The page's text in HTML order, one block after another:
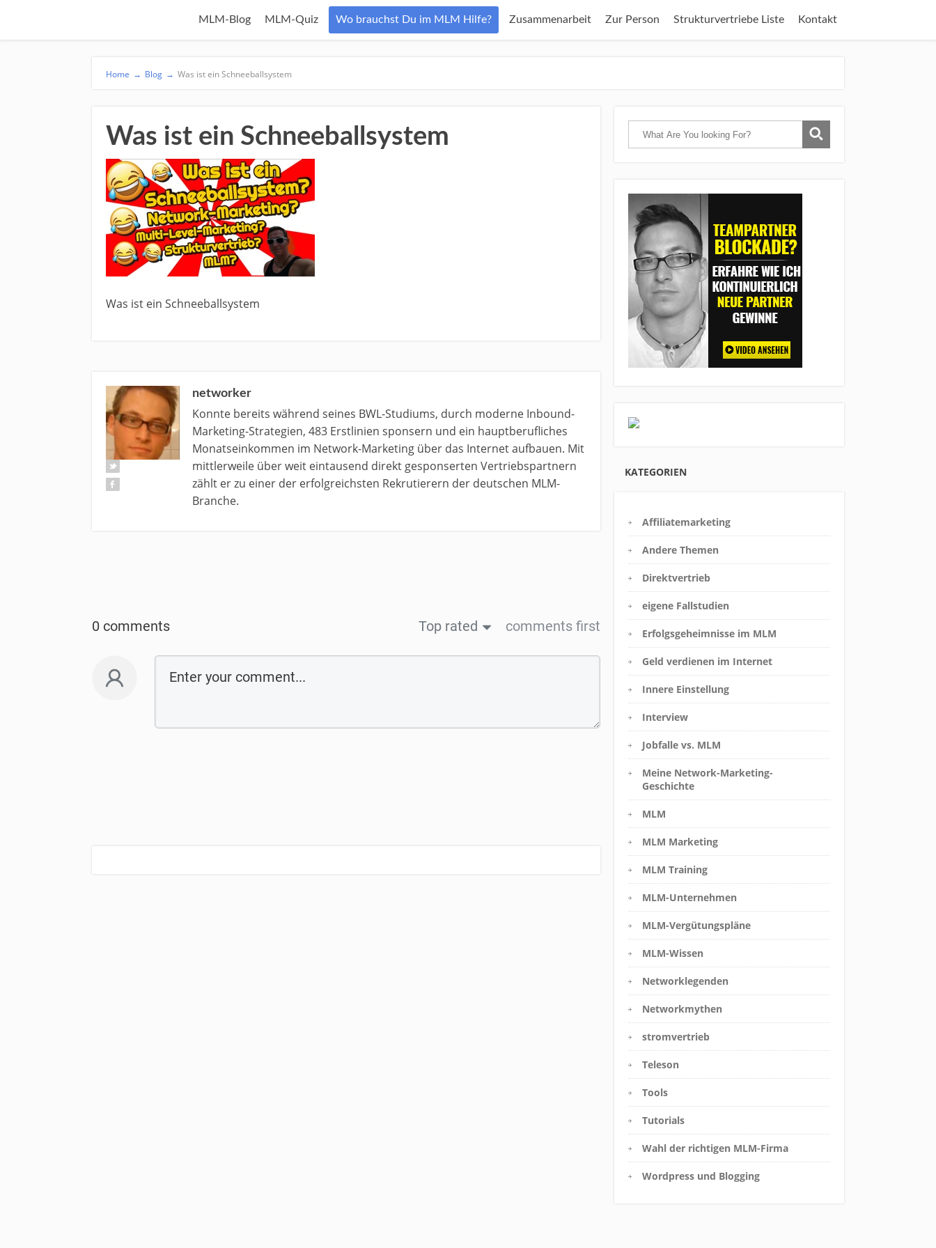
MLM-Blog MLM-Quiz Wo brauchst Du im MLM Hilfe? Zusammenarbeit Zur Person Strukturvertriebe Liste Kontakt
Home → Blog → Was ist ein Schneeballsystem
Was ist ein Schneeballsystem
Was ist ein Schneeballsystem
networker
Konnte bereits während seines BWL-Studiums, durch moderne Inbound-
Marketing-Strategien, 483 Erstlinien sponsern und ein hauptberufliches
Monatseinkommen im Network-Marketing über das Internet aufbauen. Mit
mittlerweile über weit eintausend direkt gesponserten Vertriebspartnern
zählt er zu einer der erfolgreichsten Rekrutierern der deutschen MLM-
Branche.
0 comments Top rated comments first
KATEGORIEN
Affiliatemarketing
Andere Themen
Direktvertrieb
eigene Fallstudien
Erfolgsgeheimnisse im MLM
Geld verdienen im Internet
Innere Einstellung
Interview
Jobfalle vs. MLM
Meine Network-Marketing-
Geschichte
MLM
MLM Marketing
MLM Training
MLM-Unternehmen
MLM-Vergütungspläne
MLM-Wissen
Networklegenden
Networkmythen
stromvertrieb
Teleson
Tools
Tutorials
Wahl der richtigen MLM-Firma
Wordpress und Blogging